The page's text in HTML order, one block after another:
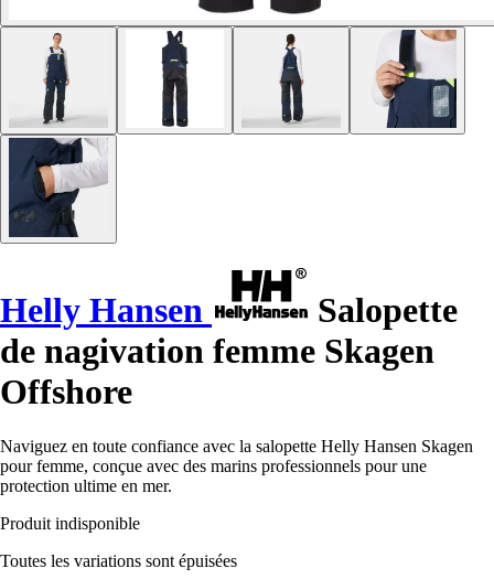
Helly Hansen
Salopette
de nagivation femme Skagen
Offshore
Naviguez en toute confiance avec la salopette Helly Hansen Skagen
pour femme, conçue avec des marins professionnels pour une
protection ultime en mer.
Produit indisponible
Toutes les variations sont épuisées